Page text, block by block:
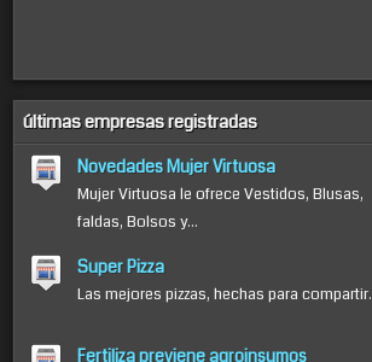
últimas empresas registradas
Novedades Mujer Virtuosa
Mujer Virtuosa le ofrece Vestidos, Blusas,
faldas, Bolsos y...
Super Pizza
Las mejores pizzas, hechas para compartir.
Fertiliza previene agroinsumos